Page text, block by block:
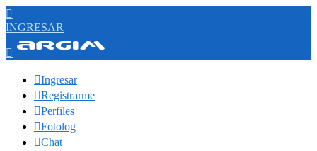

INGRESAR

Ingresar
Registrarme
Perfiles
Fotolog
Chat